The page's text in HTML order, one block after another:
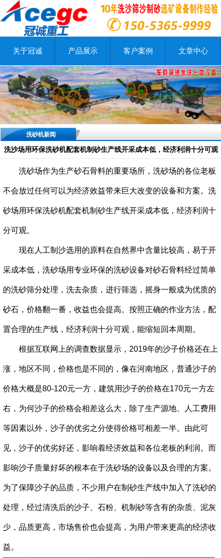
关于冠诚 产品展示 客户案例 文章中心
洗砂机新闻
洗沙场用环保洗砂机配套机制砂生产线开采成本低，经济利润十分可观
洗砂场作为生产砂石骨料的重要场所，洗砂场的各位老板
不会放过任何可以为经济效益带来巨大改变的设备和方案。洗
砂场用环保洗砂机配套机制砂生产线开采成本低，经济利润十
分可观。
现在人工制沙选用的原料在自然界中含量比较高，易于开
采成本低，洗砂场用专业环保的洗砂设备对砂石骨料经过简单
的洗砂筛分处理，洗去杂质，进行筛选，摇身一般成为优质的
砂石，价格翻一番，收益也会提高。按照正确的作业方法，配
置合理的生产线，经济利润十分可观，能缩短回本周期。
根据互联网上的调查数据显示，2019年的沙子价格还在上
涨，地区不同，价格也是不同的，像在河南地区，普通沙子的
价格大概是80-120元一方，建筑用沙子的价格在170元一方左
右，为何沙子的价格会相差这么大，除了生产源地、人工费用
等因素以外，沙子的优劣之分使得价格可相差一半。由此可
见，沙子的优劣好还，影响着经济效益和各位老板的利润。而
影响沙子质量好坏的根本在于洗砂场的设备以及合理的方案。
为了保障沙子的品质，不少用户在制砂生产线中加入了洗砂的
处理，经过清洗后的沙子、石粉、机制砂等含有的杂质、泥灰
少，品质更高，市场售价也会提高，为用户带来更高的经济收
益。